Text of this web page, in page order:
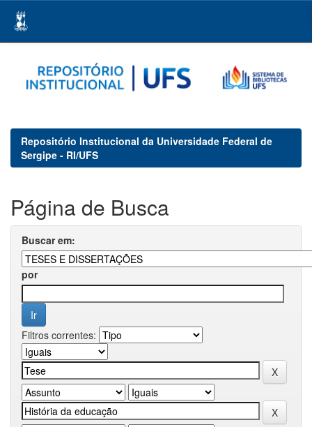
navigation
Repositório Institucional da Universidade Federal de
Sergipe - RI/UFS
Página de Busca
Buscar em:
por
Filtros correntes: